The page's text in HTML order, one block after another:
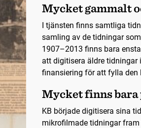
Mycket gammalt
I tjänsten finns samtliga
samling av de tidningar
1907–2013 finns bara
att digitisera äldre tidningar
finansiering för att fylla den
Mycket finns
KB började digitisera sina
mikrofilmade tidningar